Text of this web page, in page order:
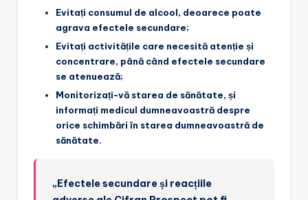
Evitați consumul de alcool, deoarece poate
agrava efectele secundare;
Evitați activitățile care necesită atenție și
concentrare, până când efectele secundare
se atenuează;
Monitorizați-vă starea de sănătate, și
informați medicul dumneavoastră despre
orice schimbări în starea dumneavoastră de
sănătate.
„Efectele secundare și reacțiile